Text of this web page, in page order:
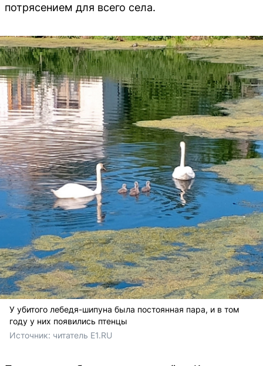
потрясением для всего села.
У убитого лебедя-шипуна была постоянная пара, и в том
году у них появились птенцы
Источник: читатель E1.RU